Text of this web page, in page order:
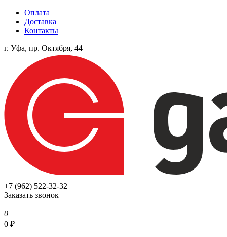
Оплата
Доставка
Контакты
г. Уфа, пр. Октября, 44
+7 (962) 522-32-32
Заказать звонок
0
0 ₽